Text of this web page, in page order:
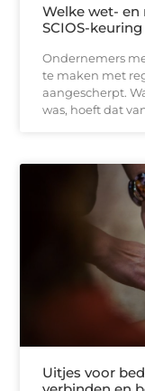
Welke wet- en
SCIOS-
Ondernemers
te maken met
aangescherpt.
was, hoeft dat
Uitjes voor